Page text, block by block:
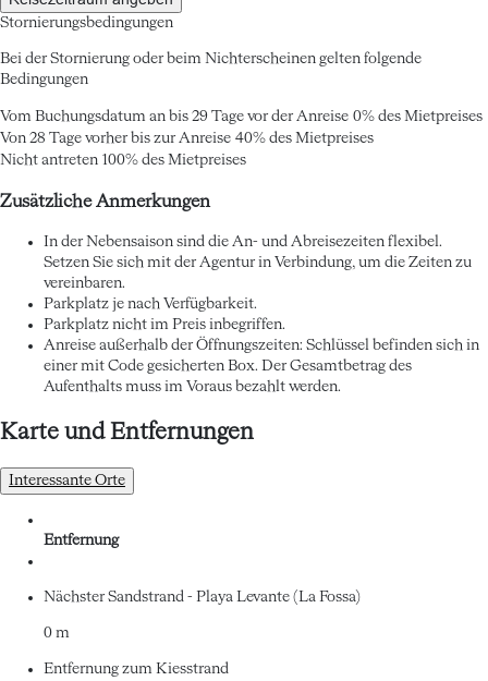
Stornierungsbedingungen
Bei der Stornierung oder beim Nichterscheinen gelten folgende
Bedingungen
Vom Buchungsdatum an bis 29 Tage vor der Anreise 0% des Mietpreises
Von 28 Tage vorher bis zur Anreise 40% des Mietpreises
Nicht antreten 100% des Mietpreises
Zusätzliche Anmerkungen
In der Nebensaison sind die An- und Abreisezeiten flexibel.
Setzen Sie sich mit der Agentur in Verbindung, um die Zeiten zu
vereinbaren.
Parkplatz je nach Verfügbarkeit.
Parkplatz nicht im Preis inbegriffen.
Anreise außerhalb der Öffnungszeiten: Schlüssel befinden sich in
einer mit Code gesicherten Box. Der Gesamtbetrag des
Aufenthalts muss im Voraus bezahlt werden.
Karte und Entfernungen
Interessante Orte
Entfernung
Nächster Sandstrand - Playa Levante (La Fossa)
0 m
Entfernung zum Kiesstrand